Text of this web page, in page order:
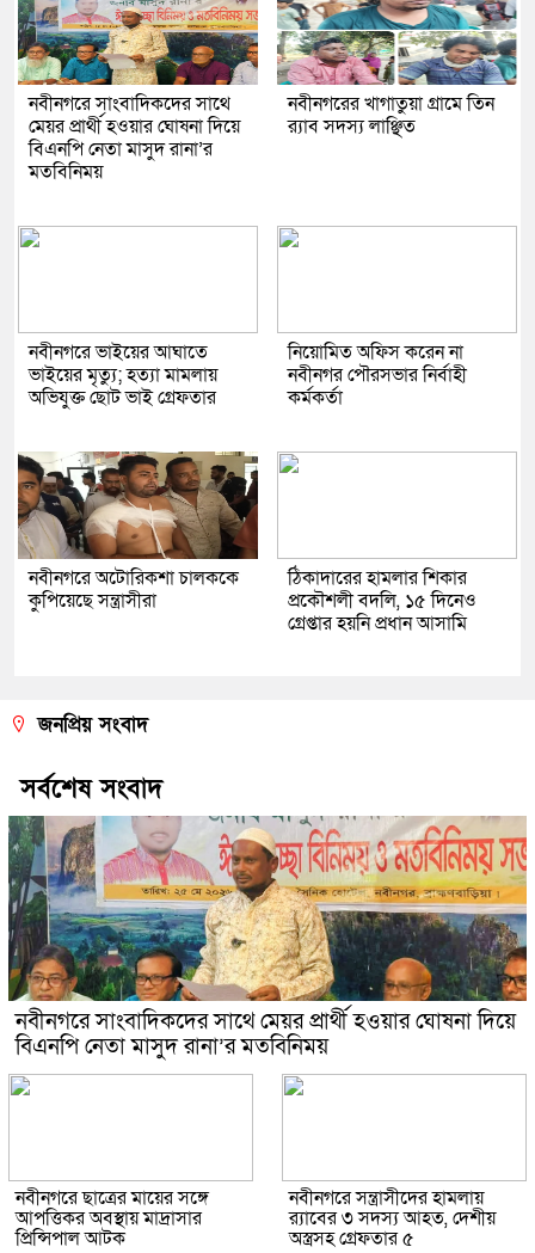
নবীনগরে সাংবাদিকদের সাথে
মেয়র প্রার্থী হওয়ার ঘোষনা দিয়ে
বিএনপি নেতা মাসুদ রানা’র
মতবিনিময়
নবীনগরের খাগাতুয়া গ্রামে তিন
র‍্যাব সদস্য লাঞ্ছিত
নবীনগরে ভাইয়ের আঘাতে
ভাইয়ের মৃত্যু; হত্যা মামলায়
অভিযুক্ত ছোট ভাই গ্রেফতার
নিয়োমিত অফিস করেন না
নবীনগর পৌরসভার নির্বাহী
কর্মকর্তা
নবীনগরে অটোরিকশা চালককে
কুপিয়েছে সন্ত্রাসীরা
ঠিকাদারের হামলার শিকার
প্রকৌশলী বদলি, ১৫ দিনেও
গ্রেপ্তার হয়নি প্রধান আসামি
জনপ্রিয় সংবাদ
সর্বশেষ সংবাদ
নবীনগরে সাংবাদিকদের সাথে মেয়র প্রার্থী হওয়ার ঘোষনা দিয়ে
বিএনপি নেতা মাসুদ রানা’র মতবিনিময়
নবীনগরে ছাত্রের মায়ের সঙ্গে
আপত্তিকর অবস্থায় মাদ্রাসার
প্রিন্সিপাল আটক
নবীনগরে সন্ত্রাসীদের হামলায়
র‍্যাবের ৩ সদস্য আহত, দেশীয়
অস্ত্রসহ গ্রেফতার ৫